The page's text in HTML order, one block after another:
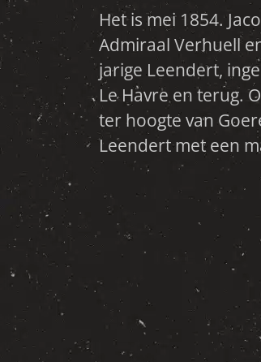
Het is mei 1854.
Admiraal Verhuell
jarige Leendert,
Le Havre en terug.
ter hoogte van
Leendert met een
roeide de sloep
wordt de sloep
man en de
dagen later